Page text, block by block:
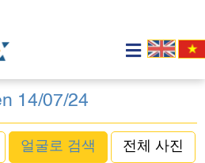
14/07/24
얼굴로 검색 전체 사진